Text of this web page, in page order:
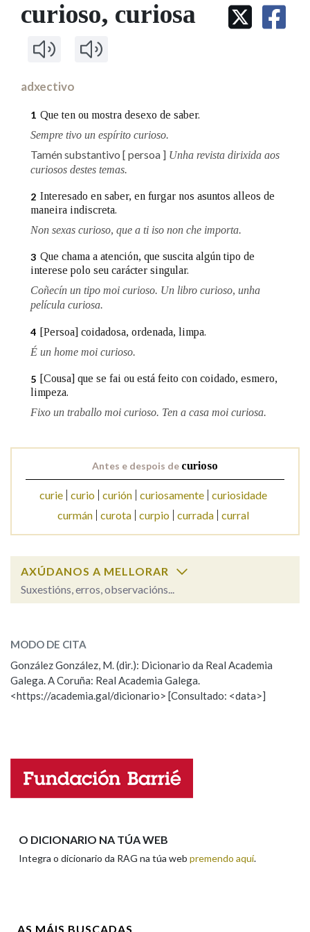
IDENTIDADE CORPORATIVA
MARCIAL DEL ADALID
FIGURAS HOMENAXEADAS
Facebook
TwitterYoutubeInstagram
Bluesky
BUSCAR NOS LEMAS
Comeza por
Contén
BUSCAR NO CONTIDO
Nos exemplos
Na fraseoloxía
OUTRAS OPCIÓNS DE BUSCA
Pertence a
curioso, curiosa
adxectivo
1 Que ten ou mostra desexo de saber.
Sempre tivo un espírito curioso.
Tamén substantivo [ persoa ] Unha revista dirixida aos
curiosos destes temas.
2 Interesado en saber, en furgar nos asuntos alleos de
maneira indiscreta.
Non sexas curioso, que a ti iso non che importa.
3 Que chama a atención, que suscita algún tipo de
interese polo seu carácter singular.
Coñecín un tipo moi curioso. Un libro curioso, unha
película curiosa.
4 [Persoa] coidadosa, ordenada, limpa.
É un home moi curioso.
5 [Cousa] que se fai ou está feito con coidado, esmero,
limpeza.
Fixo un traballo moi curioso. Ten a casa moi curiosa.
Antes e despois de curioso
curie curio curión curiosamente curiosidade
curmán curota curpio currada curral
AXÚDANOS A MELLORAR
Suxestións, erros, observacións...
ESCOLLE UNHA OPCIÓN:
Observación Hai un erro na palabra
Propoño mellorar a definición
Nome
MODO DE CITA
González González, M. (dir.): Dicionario da Real Academia
Galega. A Coruña: Real Academia Galega.
<https://academia.gal/dicionario> [Consultado: <data>]
O DICIONARIO NA TÚA WEB
Integra o dicionario da RAG na túa web premendo aquí.
AS MÁIS BUSCADAS